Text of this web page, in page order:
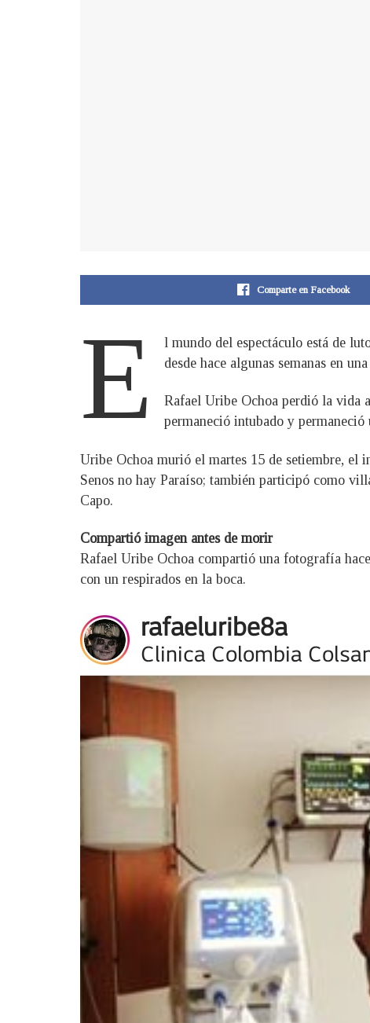
Comparte en Facebook
E
l mundo del espectáculo está de
desde hace algunas semanas en
Rafael Uribe Ochoa perdió la vida
permaneció intubado y
Uribe Ochoa murió el martes 15 de setiembre, el
Senos no hay Paraíso; también participó como
Capo.
Compartió imagen antes de morir
Rafael Uribe Ochoa compartió una fotografía
con un respirados en la boca.